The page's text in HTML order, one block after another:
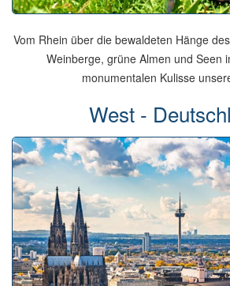
Vom Rhein über die bewaldeten Hänge
Weinberge, grüne Almen und Seen
monumentalen Kulisse
West -